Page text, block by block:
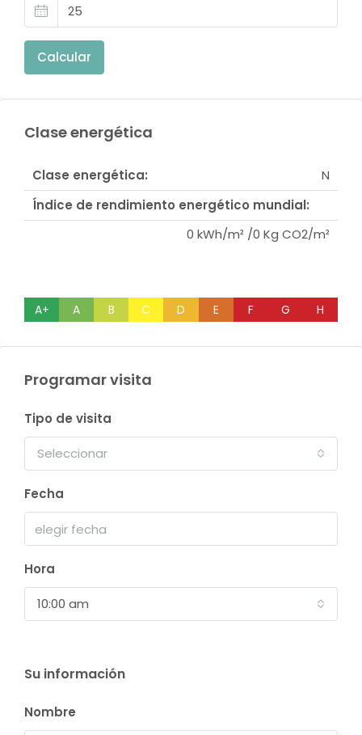
Calcular
Clase energética
Clase energética:
N
Índice de rendimiento energético mundial:
0 kWh/m² /0 Kg CO2/m²
A+ A B C D E F G H
Programar visita
Tipo de visita
Seleccionar
Fecha
Hora
10:00 am
Su información
Nombre